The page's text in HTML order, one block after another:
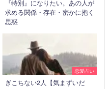
『特別』になりたい。あの人が
求める関係・存在・密かに抱く
思惑
恋愛占い
ぎこちない2人【気まずいだ